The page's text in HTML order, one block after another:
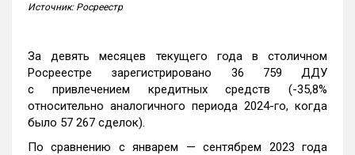
Источник: Росреестр
За девять месяцев текущего года в столичном
Росреестре зарегистрировано 36 759 ДДУ
с привлечением кредитных средств (-35,8%
относительно аналогичного периода 2024-го, когда
было 57 267 сделок).
По сравнению с январем — сентябрем 2023 года